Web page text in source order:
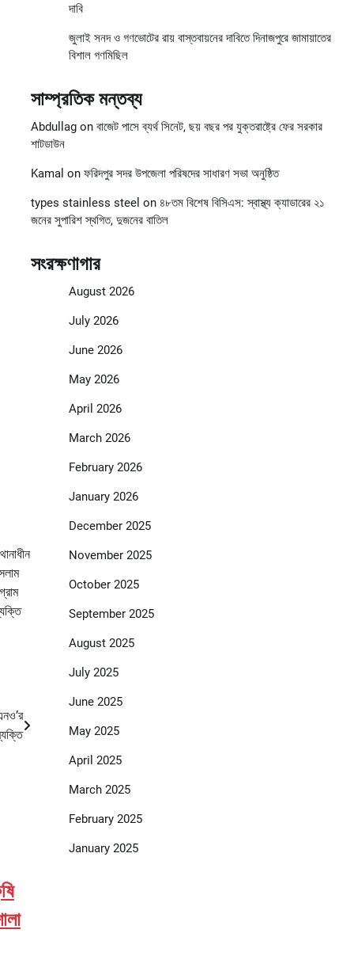
দাবি
জুলাই সনদ ও গণভোটের রায় বাস্তবায়নের দাবিতে দিনাজপুরে জামায়াতের
বিশাল গণমিছিল
সাম্প্রতিক মন্তব্য
Abdullagon বাজেট পাসে ব্যর্থ সিনেট, ছয় বছর পর যুক্তরাষ্ট্রে ফের সরকার
শাটডাউন
Kamal on ফরিদপুর সদর উপজেলা পরিষদের সাধারণ সভা অনুষ্ঠিত
types stainless steel on ৪৮তম বিশেষ বিসিএস: স্বাস্থ্য ক্যাডারের ২১
জনের সুপারিশ স্থগিত, দুজনের বাতিল
সংরক্ষণাগার
August 2026
July 2026
June 2026
May 2026
April 2026
March 2026
February 2026
January 2026
December 2025
November 2025
October 2025
September 2025
August 2025
July 2025
June 2025
May 2025
April 2025
March 2025
February 2025
January 2025